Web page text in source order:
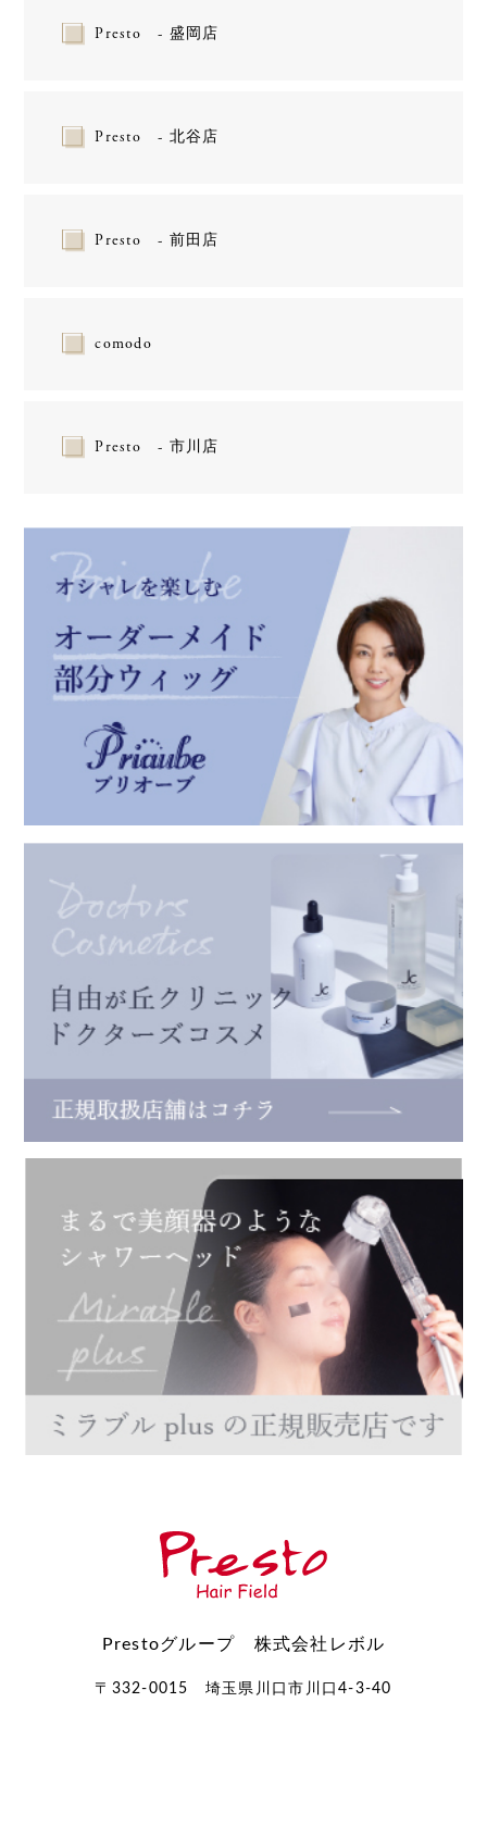
Presto - 盛岡店
Presto - 北谷店
Presto - 前田店
comodo
Presto - 市川店
Prestoグループ 株式会社レボル
〒332-0015 埼玉県川口市川口4-3-40